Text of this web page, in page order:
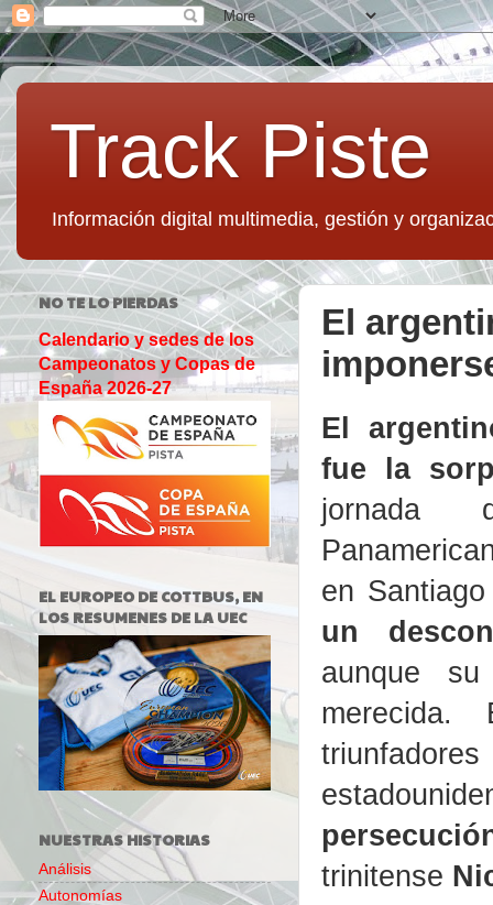
Track Piste
Información digital multimedia, gestión y
El
El
fue la
jornada
en
un
aunque
trinitense
NO TE LO PIERDAS
Calendario y sedes de los
Campeonatos y Copas de
España 2026-27
EL EUROPEO DE COTTBUS, EN
LOS RESUMENES DE LA UEC
NUESTRAS HISTORIAS
Análisis
Autonomías